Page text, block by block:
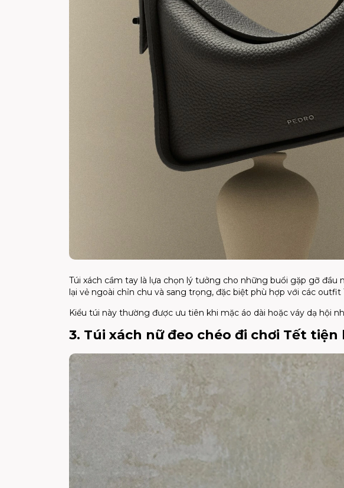
Túi xách cầm tay là lựa chọn lý tưởng cho những buổi gặp gỡ
lại vẻ ngoài chỉn chu và sang trọng, đặc biệt phù hợp với các outfit
Kiểu túi này thường được ưu tiên khi mặc áo dài hoặc váy dạ hội
3. Túi xách nữ đeo chéo đi chơi Tết tiện